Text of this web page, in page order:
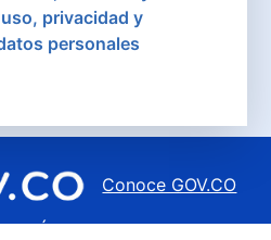
privacidad y
personales
Conoce GOV.CO
aquí